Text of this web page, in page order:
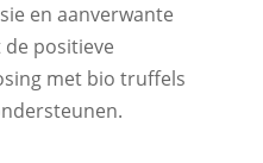
en aanverwante
de positieve
met bio truffels